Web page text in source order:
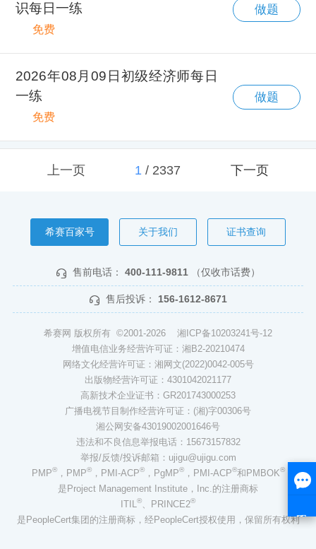
识每日一练
免费
做题
2026年08月09日初级经济师每日
一练
免费
做题
上一页 1/ 2337 下一页
希赛百家号 关于我们 证书查询
售前电话： 400-111-9811 （仅收市话费）
售后投诉： 156-1612-8671
希赛网 版权所有 ©2001-2026 湘ICP备10203241号-12
增值电信业务经营许可证：湘B2-20210474
网络文化经营许可证：湘网文(2022)0042-005号
出版物经营许可证：4301042021177
高新技术企业证书：GR201743000253
广播电视节目制作经营许可证：(湘)字00306号
湘公网安备43019002001646号
违法和不良信息举报电话：15673157832
举报/反馈/投诉邮箱：ujigu@ujigu.com
PMP®，PMP®，PMI-ACP®，PgMP®，PMI-ACP®和PMBOK®
是Project Management Institute，Inc.的注册商标
ITIL®、PRINCE2®
是PeopleCert集团的注册商标，经PeopleCert授权使用，保留所有权利